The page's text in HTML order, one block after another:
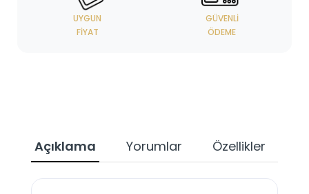
UYGUN
FIYAT
GÜVENLI
ÖDEME
Açıklama Yorumlar Özellikler